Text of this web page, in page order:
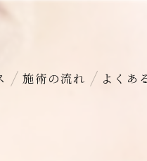
施術の流れ よくあ